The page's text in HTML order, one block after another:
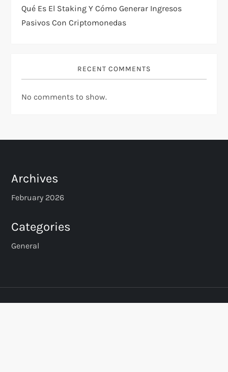
Qué Es El Staking Y Cómo Generar Ingresos
Pasivos Con Criptomonedas
RECENT COMMENTS
No comments to show.
Archives
February 2026
Categories
General